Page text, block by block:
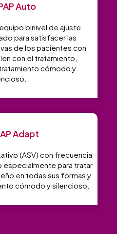
Auto
binivel de ajuste
para satisfacer las
de los pacientes con
con el tratamiento,
cómodo y
Adapt
(ASV) con frecuencia
para tratar
en todas sus formas y
cómodo y silencioso.